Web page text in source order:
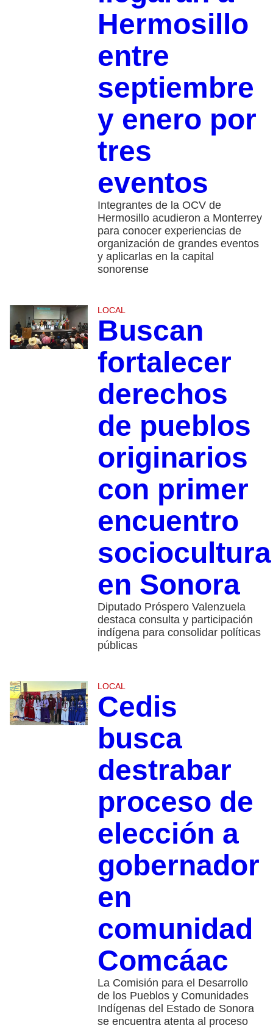
Hermosillo
entre
septiembre
y enero por
tres
eventos
Integrantes de la OCV de
Hermosillo acudieron a Monterrey
para conocer experiencias de
organización de grandes eventos
y aplicarlas en la capital
sonorense
LOCAL
Buscan
fortalecer
derechos
de pueblos
originarios
con primer
encuentro
en Sonora
Diputado Próspero Valenzuela
destaca consulta y participación
indígena para consolidar políticas
públicas
LOCAL
Cedis
busca
destrabar
proceso de
elección a
gobernador
en
comunidad
Comcáac
La Comisión para el Desarrollo
de los Pueblos y Comunidades
Indígenas del Estado de Sonora
se encuentra atenta al proceso